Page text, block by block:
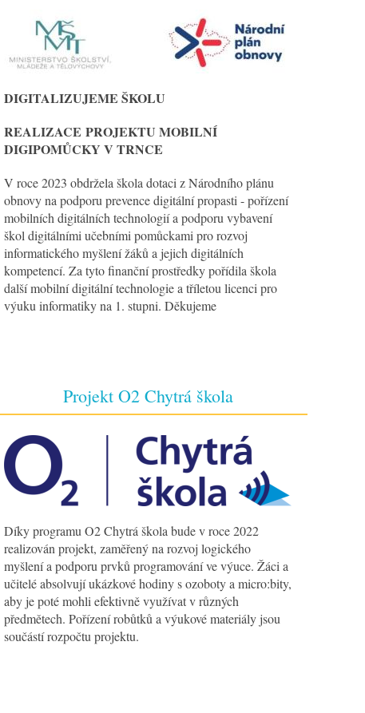
DIGITALIZUJEME ŠKOLU
REALIZACE PROJEKTU MOBILNÍ
DIGIPOMŮCKY V TRNCE
V roce 2023 obdržela škola dotaci z Národního plánu
obnovy na podporu prevence digitální propasti - pořízení
mobilních digitálních technologií a podporu vybavení
škol digitálními učebními pomůckami pro rozvoj
informatického myšlení žáků a jejich digitálních
kompetencí. Za tyto finanční prostředky pořídila škola
další mobilní digitální technologie a tříletou licenci pro
výuku informatiky na 1. stupni. Děkujeme
Projekt O2 Chytrá škola
Díky programu O2 Chytrá škola bude v roce 2022
realizován projekt, zaměřený na rozvoj logického
myšlení a podporu prvků programování ve výuce. Žáci a
učitelé absolvují ukázkové hodiny s ozoboty a micro:bity,
aby je poté mohli efektivně využívat v různých
předmětech. Pořízení robůtků a výukové materiály jsou
součástí rozpočtu projektu.